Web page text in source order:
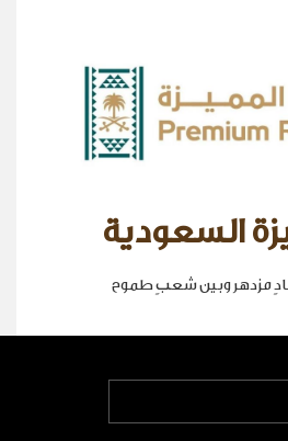
السعودية
مزدهر وبين شعبٍ طموح